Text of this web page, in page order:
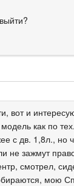
вот и
как по
с дв. 1,8л., но
не зажмут
смотрел,
мою